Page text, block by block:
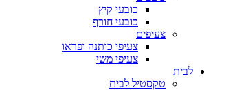
כובעי קיץ
כובעי חורף
צעיפים
צעיפי כותנה ופראו
צעיפי משי
לבית
טקסטיל לבית